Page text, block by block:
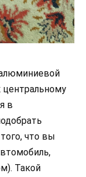
центральному
в
что вы
Такой